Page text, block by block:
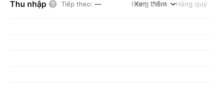
Thu nhập Tiếp theo: — Hàng năm Hàng quý
Xem thêm